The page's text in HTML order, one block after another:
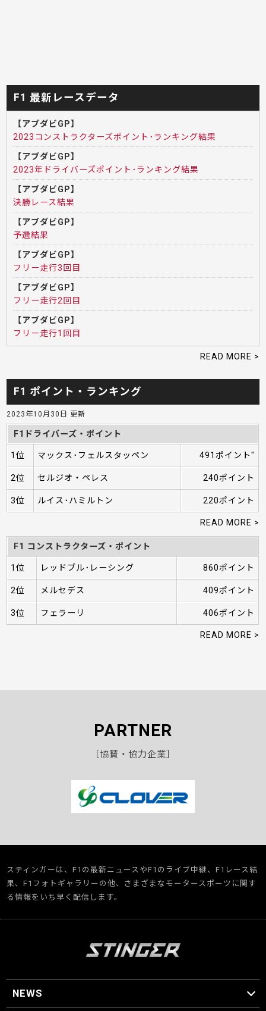
F1 最新レースデータ
【アブダビGP】
2023コンストラクターズポイント･ランキング結果
【アブダビGP】
2023年ドライバーズポイント･ランキング結果
【アブダビGP】
決勝レース結果
【アブダビGP】
予選結果
【アブダビGP】
フリー走行3回目
【アブダビGP】
フリー走行2回目
【アブダビGP】
フリー走行1回目
READ MORE >
F1 ポイント・ランキング
2023年10月30日 更新
F1ドライバーズ・ポイント
1位 マックス･フェルスタッペン 491ポイント"
2位 セルジオ・ペレス 240ポイント
3位 ルイス･ハミルトン 220ポイント
READ MORE >
F1 コンストラクターズ・ポイント
1位 レッドブル･レーシング 860ポイント
2位 メルセデス 409ポイント
3位 フェラーリ 406ポイント
READ MORE >
PARTNER
［協賛・協力企業］
スティンガーは、F1の最新ニュースやF1のライブ中継、F1レース結
果、F1フォトギャラリーの他、さまざまなモータースポーツに関す
る情報をいち早く配信します。
NEWS